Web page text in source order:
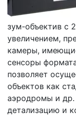
зум-объектив с
увеличением,
камеры,
сенсоры
позволяет
объектов как
аэродромы и
детализацию и